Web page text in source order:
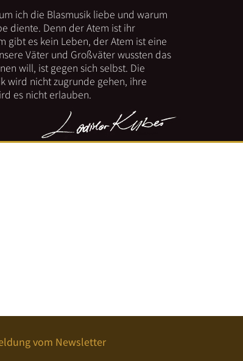
ich die Blasmusik liebe und warum
diente. Denn der Atem ist ihr
gibt es kein Leben, der Atem ist eine
Väter und Großväter wussten das
will, ist gegen sich selbst. Die
wird nicht zugrunde gehen, ihre
es nicht erlauben.
vom Newsletter